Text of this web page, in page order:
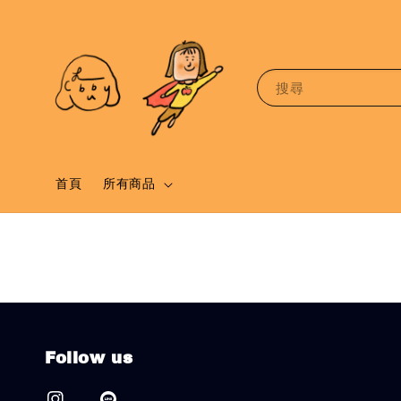
搜尋
首頁 所有商品
Follow us